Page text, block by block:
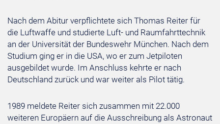
Nach dem Abitur verpflichtete sich Thomas Reiter für
die Luftwaffe und studierte Luft- und Raumfahrttechnik
an der Universität der Bundeswehr München. Nach dem
Studium ging er in die USA, wo er zum Jetpiloten
ausgebildet wurde. Im Anschluss kehrte er nach
Deutschland zurück und war weiter als Pilot tätig.
1989 meldete Reiter sich zusammen mit 22.000
weiteren Europäern auf die Ausschreibung als Astronaut